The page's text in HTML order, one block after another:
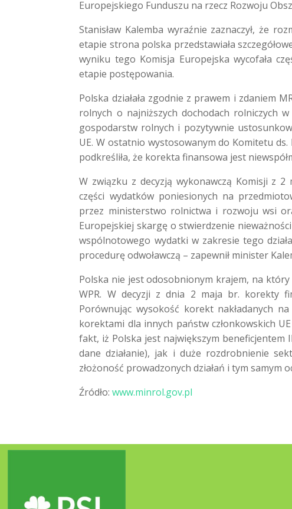
Europejskiego Funduszu na rzecz Rozwoju
Stanisław Kalemba wyraźnie zaznaczył, że
etapie strona polska przedstawiała
wyniku tego Komisja Europejska wycofała
etapie postępowania.
Polska działała zgodnie z prawem i zdaniem
rolnych o najniższych dochodach rolniczych
gospodarstw rolnych i pozytywnie
UE. W ostatnio wystosowanym do Komitetu
podkreśliła, że korekta finansowa jest
W związku z decyzją wykonawczą Komisji z
części wydatków poniesionych na
przez ministerstwo rolnictwa i rozwoju wsi
Europejskiej skargę o stwierdzenie
wspólnotowego wydatki w zakresie tego
procedurę odwoławczą – zapewnił minister
Polska nie jest odosobnionym krajem, na który
WPR. W decyzji z dnia 2 maja br. korekty
Porównując wysokość korekt nakładanych
korektami dla innych państw członkowskich
fakt, iż Polska jest największym
dane działanie), jak i duże rozdrobnienie
złożoność prowadzonych działań i tym samym
Źródło:www.minrol.gov.pl